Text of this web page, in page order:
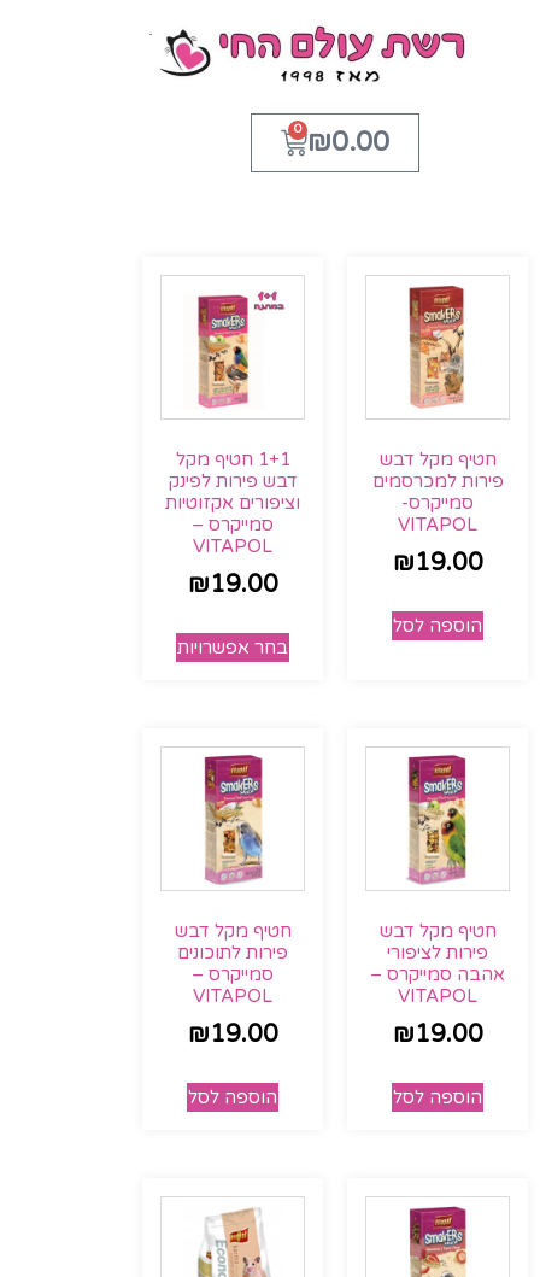
₪0.00
0
חטיף מקל דבש
פירות למכרסמים
סמייקרס-
VITAPOL
₪19.00
הוספה לסל
1+1 חטיף מקל
דבש פירות לפינק
וציפורים אקזוטיות
סמייקרס –
VITAPOL
₪19.00
בחר אפשרויות
חטיף מקל דבש
פירות לציפורי
אהבה סמייקרס –
VITAPOL
₪19.00
הוספה לסל
חטיף מקל דבש
פירות לתוכונים
סמייקרס –
VITAPOL
₪19.00
הוספה לסל